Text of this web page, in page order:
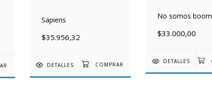
Sapiens
$35.956,32
DETALLES
No somos boom
$33.000,00
DETALLES